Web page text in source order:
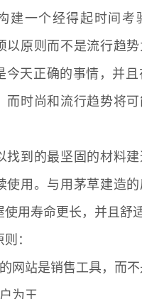
建一个经得起时间考
以原则而不是流行趋
今天正确的事情，并
而时尚和流行趋势将
找到的最坚固的材料
使用。与用茅草建造
用寿命更长，并且舒
：
网站是销售工具，而
为王